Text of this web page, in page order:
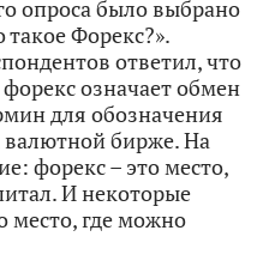
опроса было выбрано
такое Форекс?».
ответил, что
означает обмен
для обозначения
валютной бирже. На
форекс – это место,
И некоторые
место, где можно